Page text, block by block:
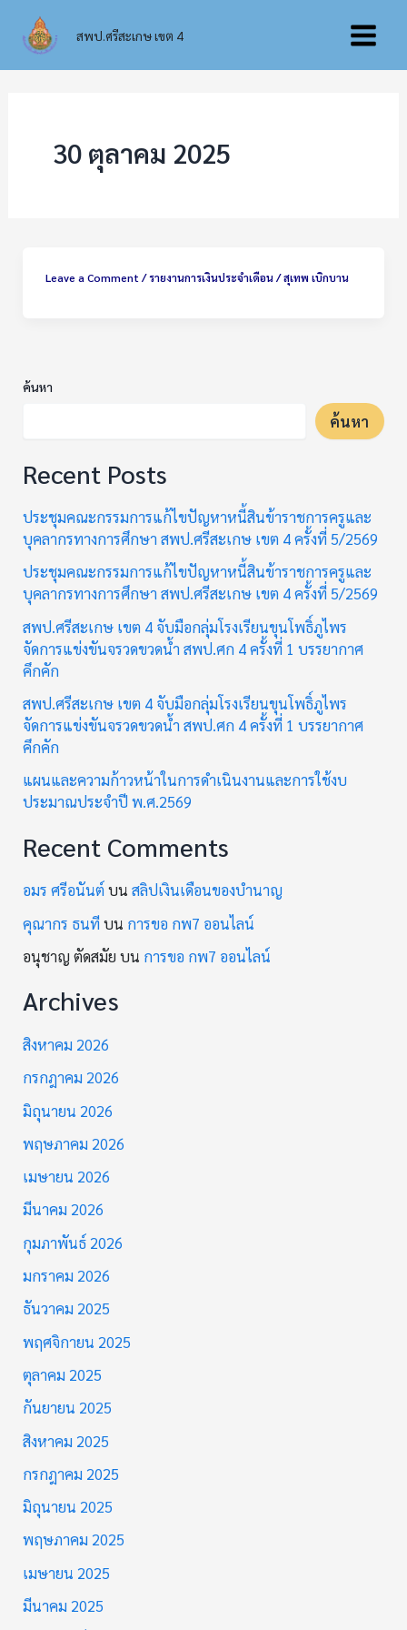
content
สพป.ศรีสะเกษ เขต 4
Main
30 ตุลาคม 2025
Leave a Comment /รายงานการเงินประจำเดือน/สุเทพ เบิกบาน
ค้นหา
ค้นหา
Recent Posts
ประชุมคณะกรรมการแก้ไขปัญหาหนี้สินข้าราชการครูและ
บุคลากรทางการศึกษา สพป.ศรีสะเกษ เขต 4 ครั้งที่ 5/2569
ประชุมคณะกรรมการแก้ไขปัญหาหนี้สินข้าราชการครูและ
บุคลากรทางการศึกษา สพป.ศรีสะเกษ เขต 4 ครั้งที่ 5/2569
สพป.ศรีสะเกษ เขต 4 จับมือกลุ่มโรงเรียนขุนโพธิ์ภูไพร
จัดการแข่งขันจรวดขวดน้ำ สพป.ศก 4 ครั้งที่ 1 บรรยากาศ
คึกคัก
สพป.ศรีสะเกษ เขต 4 จับมือกลุ่มโรงเรียนขุนโพธิ์ภูไพร
จัดการแข่งขันจรวดขวดน้ำ สพป.ศก 4 ครั้งที่ 1 บรรยากาศ
คึกคัก
แผนและความก้าวหน้าในการดำเนินงานและการใช้งบ
ประมาณประจำปี พ.ศ.2569
Recent Comments
อมร ศรีอนันต์ บนสลิปเงินเดือนของบำนาญ
คุณากร ธนทีบน การขอ กพ7 ออนไลน์
อนุชาญ ตัดสมัย บน การขอ กพ7 ออนไลน์
Archives
สิงหาคม 2026
กรกฎาคม 2026
มิถุนายน 2026
พฤษภาคม 2026
เมษายน 2026
มีนาคม 2026
กุมภาพันธ์ 2026
มกราคม 2026
ธันวาคม 2025
พฤศจิกายน 2025
ตุลาคม 2025
กันยายน 2025
สิงหาคม 2025
กรกฎาคม 2025
มิถุนายน 2025
พฤษภาคม 2025
เมษายน 2025
มีนาคม 2025